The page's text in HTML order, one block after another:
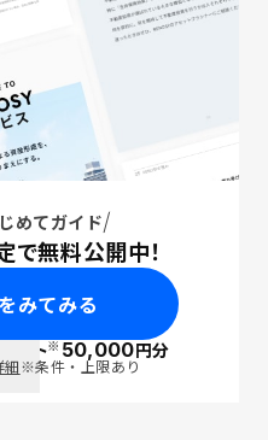
めてガイド
で無料公開中！
みてみる
イント※50,000円分
細※条件・上限あり